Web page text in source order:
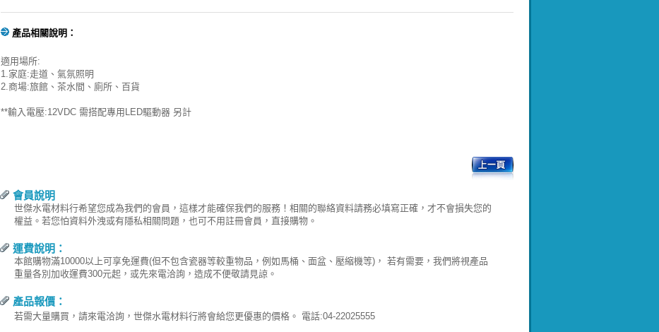
產品相關說明：
適用場所:
1.家庭:走道、氣氛照明
2.商場:旅館、茶水間、廁所、百貨
**輸入電壓:12VDC 需搭配專用LED驅動器 另計
會員說明
世傑水電材料行希望您成為我們的會員，這樣才能確保我們的服務！相關的聯絡資料請務必填寫正確，才不會損失您的
權益。若您怕資料外洩或有隱私相關問題，也可不用註冊會員，直接購物。
運費說明：
本館購物滿10000以上可享免運費(但不包含瓷器等較重物品，例如馬桶、面盆、壓縮機等)， 若有需要，我們將視產品
重量各別加收運費300元起，或先來電洽詢，造成不便敬請見諒。
產品報價：
若需大量購買，請來電洽詢，世傑水電材料行將會給您更優惠的價格。 電話:04-22025555